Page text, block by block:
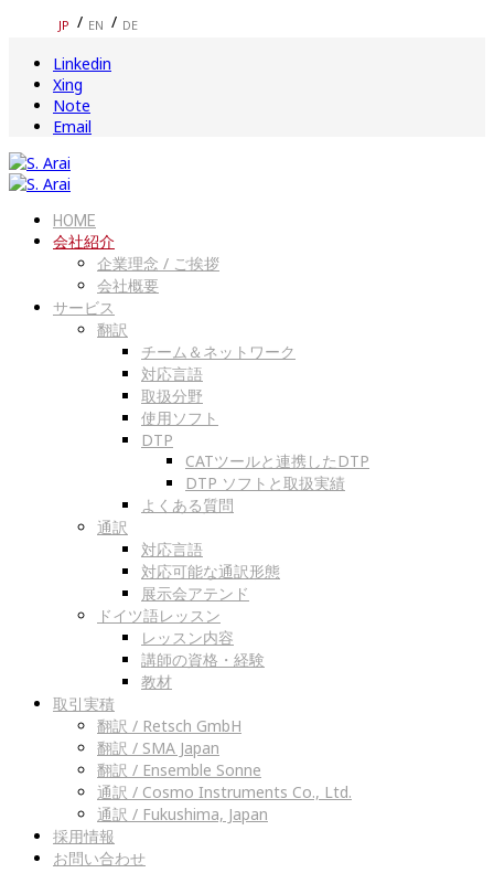
JP EN DE
Linkedin
Xing
Note
Email
HOME
会社紹介
企業理念 / ご挨拶
会社概要
サービス
翻訳
チーム＆ネットワーク
対応言語
取扱分野
使用ソフト
DTP
CATツールと連携したDTP
DTP ソフトと取扱実績
よくある質問
通訳
対応言語
対応可能な通訳形態
展示会アテンド
ドイツ語レッスン
レッスン内容
講師の資格・経験
教材
取引実積
翻訳 / Retsch GmbH
翻訳 / SMA Japan
翻訳 / Ensemble Sonne
通訳 / Cosmo Instruments Co., Ltd.
通訳 / Fukushima, Japan
採用情報
お問い合わせ